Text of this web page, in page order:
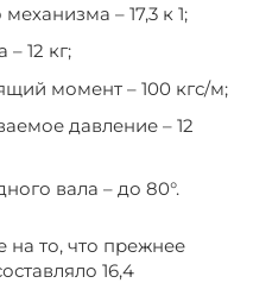
– 17,3 к 1;
12 кг;
момент – 100 кгс/м;
давление – 12
вала – до 80°.
на то, что прежнее
16,4